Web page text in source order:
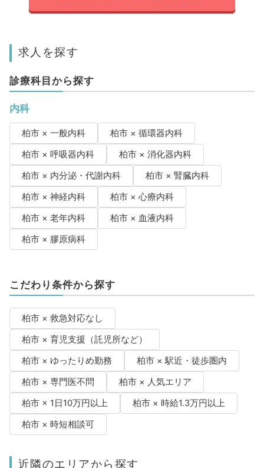
求人を探す
診療科目から探す
内科
柏市 × 一般内科
柏市 × 循環器内科
柏市 × 呼吸器内科
柏市 × 消化器内科
柏市 × 内分泌・代謝内科
柏市 × 腎臓内科
柏市 × 神経内科
柏市 × 心療内科
柏市 × 老年内科
柏市 × 血液内科
柏市 × 膠原病科
こだわり条件から探す
柏市 × 救急対応なし
柏市 × 育児支援（託児所など）
柏市 × ゆったりめ勤務
柏市 × 駅近・徒歩圏内
柏市 × 専門医不問
柏市 × 人気エリア
柏市 × 1日10万円以上
柏市 × 時給1.3万円以上
柏市 × 時短相談可
近隣のエリアから探す